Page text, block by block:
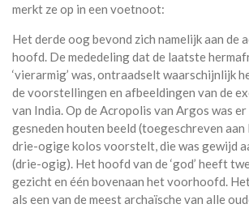
merkt ze op in een voetnoot:
Het derde oog bevond zich namelijk aan de
hoofd. De mededeling dat de laatste
‘vierarmig’ was, ontraadselt waarschijnlijk
de voorstellingen en afbeeldingen van de
van India. Op de Acropolis van Argos was er
gesneden houten beeld (toegeschreven aan
drie-ogige kolos voorstelt, die was gewijd
(drie-ogig). Het hoofd van de ‘god’ heeft
gezicht en één bovenaan het voorhoofd.
als een van de meest archaïsche van alle